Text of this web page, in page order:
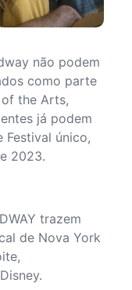
não podem
como parte
of the Arts,
já podem
Festival único,
2023.
trazem
de Nova York